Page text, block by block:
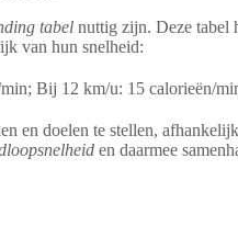
tabel nuttig zijn. Deze tabel
van hun snelheid:
Bij 12 km/u: 15 calorieën/
en doelen te stellen,
en daarmee